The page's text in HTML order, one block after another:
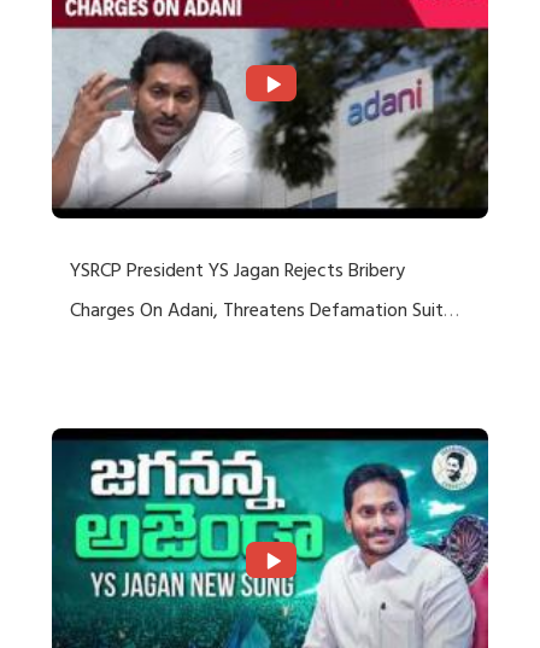
YSRCP President YS Jagan Rejects Bribery
Charges On Adani, Threatens Defamation Suit